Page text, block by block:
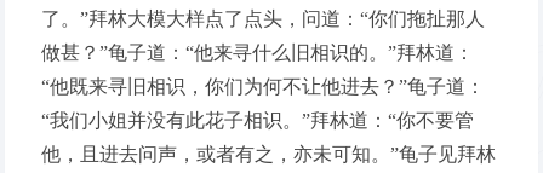
了。”拜林大模大样点了点头，问道：“你们拖扯那人
做甚？”龟子道：“他来寻什么旧相识的。”拜林道：
“他既来寻旧相识，你们为何不让他进去？”龟子道：
“我们小姐并没有此花子相识。”拜林道：“你不要管
他，且进去问声，或者有之，亦未可知。”龟子见拜林